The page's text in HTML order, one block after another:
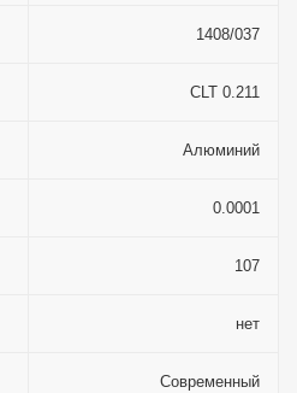
1408/037
CLT 0.211
Алюминий
0.0001
107
нет
Современный